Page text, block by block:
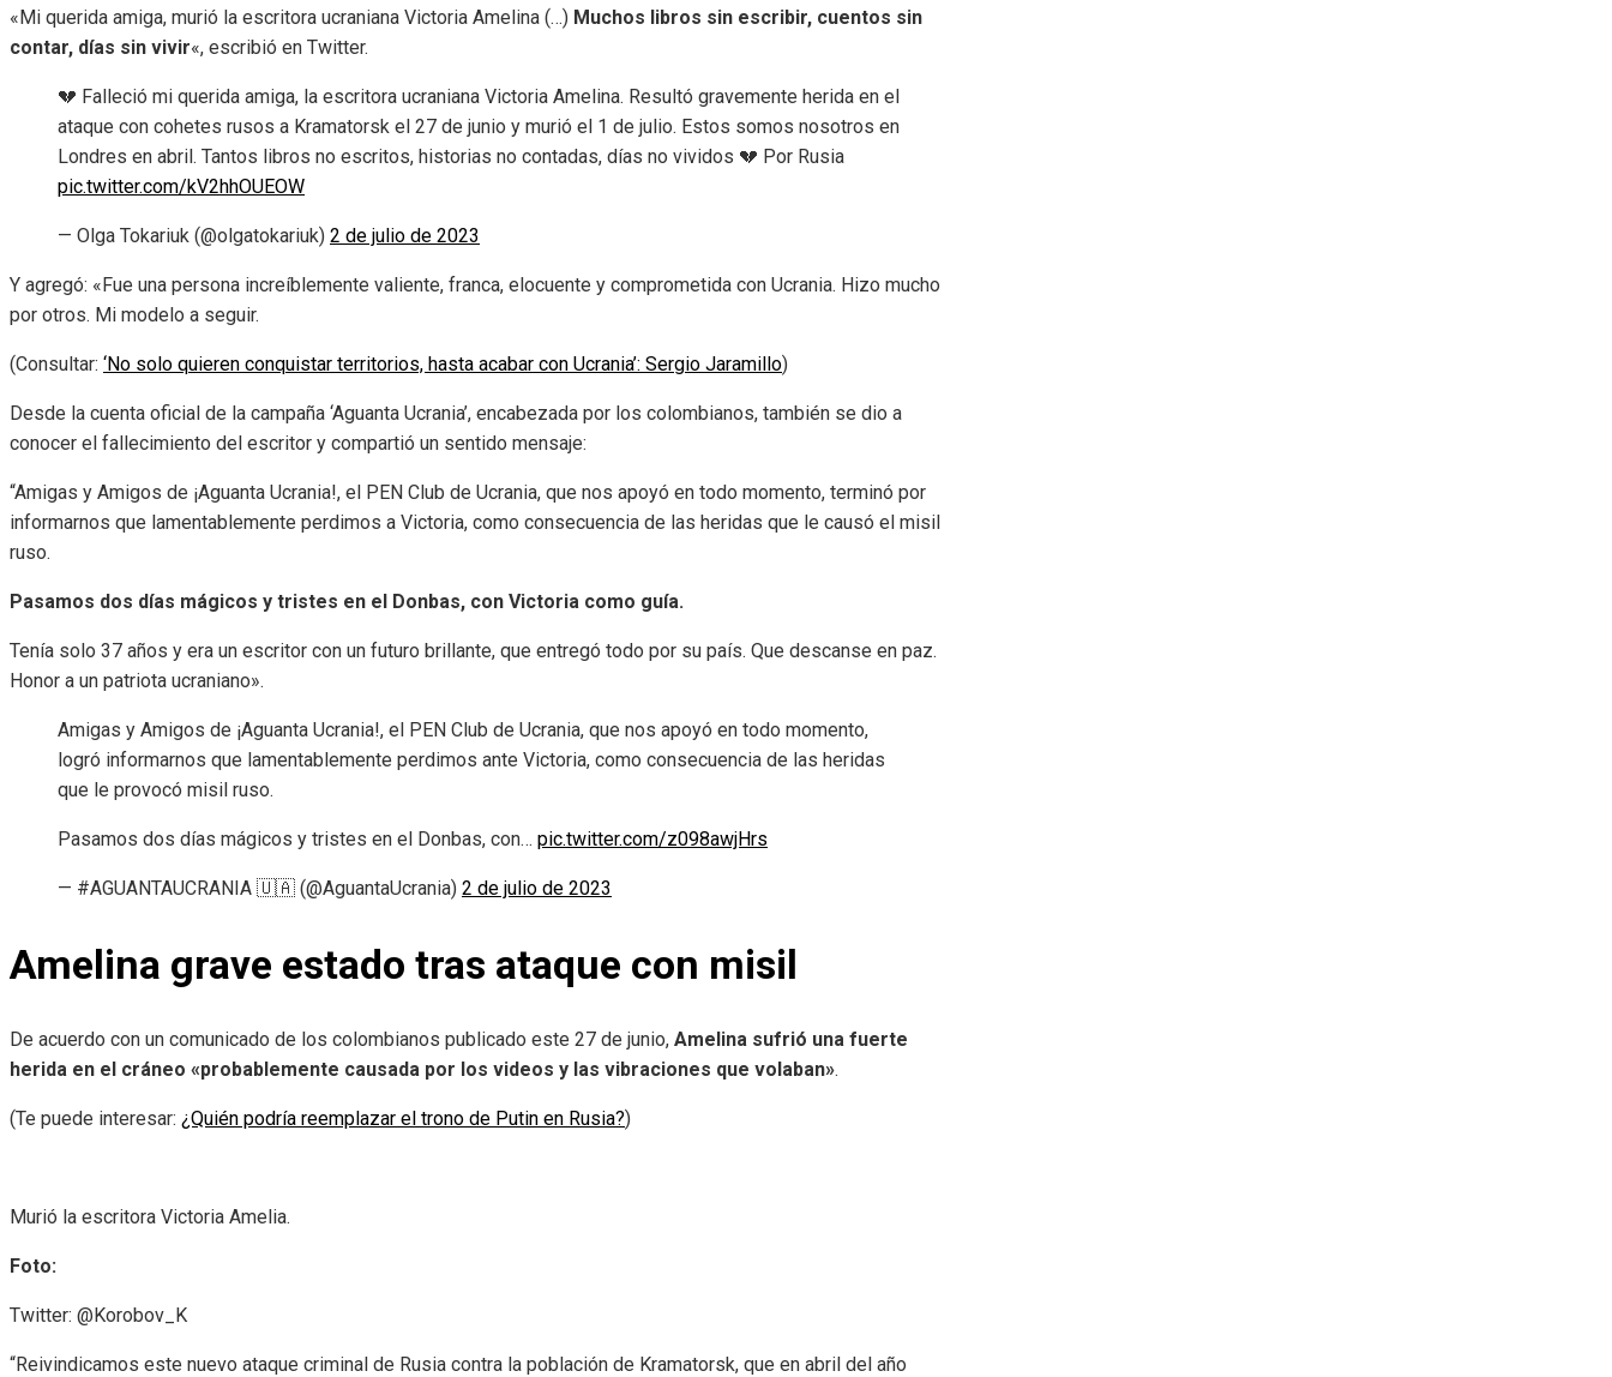
«Mi querida amiga, murió la escritora ucraniana Victoria Amelina (…) Muchos libros sin escribir, cuentos sin
contar, días sin vivir«, escribió en Twitter.
💔 Falleció mi querida amiga, la escritora ucraniana Victoria Amelina. Resultó gravemente herida en el
ataque con cohetes rusos a Kramatorsk el 27 de junio y murió el 1 de julio. Estos somos nosotros en
Londres en abril. Tantos libros no escritos, historias no contadas, días no vividos 💔 Por Rusia
pic.twitter.com/kV2hhOUEOW
— Olga Tokariuk (@olgatokariuk) 2 de julio de 2023
Y agregó: «Fue una persona increíblemente valiente, franca, elocuente y comprometida con Ucrania. Hizo mucho
por otros. Mi modelo a seguir.
(Consultar: ‘No solo quieren conquistar territorios, hasta acabar con Ucrania’: Sergio Jaramillo)
Desde la cuenta oficial de la campaña ‘Aguanta Ucrania’, encabezada por los colombianos, también se dio a
conocer el fallecimiento del escritor y compartió un sentido mensaje:
“Amigas y Amigos de ¡Aguanta Ucrania!, el PEN Club de Ucrania, que nos apoyó en todo momento, terminó por
informarnos que lamentablemente perdimos a Victoria, como consecuencia de las heridas que le causó el misil
ruso.
Pasamos dos días mágicos y tristes en el Donbas, con Victoria como guía.
Tenía solo 37 años y era un escritor con un futuro brillante, que entregó todo por su país. Que descanse en paz.
Honor a un patriota ucraniano».
Amigas y Amigos de ¡Aguanta Ucrania!, el PEN Club de Ucrania, que nos apoyó en todo momento,
logró informarnos que lamentablemente perdimos ante Victoria, como consecuencia de las heridas
que le provocó misil ruso.
Pasamos dos días mágicos y tristes en el Donbas, con… pic.twitter.com/z098awjHrs
— #AGUANTAUCRANIA 🇺🇦 (@AguantaUcrania) 2 de julio de 2023
Amelina grave estado tras ataque con misil
De acuerdo con un comunicado de los colombianos publicado este 27 de junio, Amelina sufrió una fuerte
herida en el cráneo «probablemente causada por los videos y las vibraciones que volaban».
(Te puede interesar: ¿Quién podría reemplazar el trono de Putin en Rusia?)
Murió la escritora Victoria Amelia.
Foto:
Twitter: @Korobov_K
“Reivindicamos este nuevo ataque criminal de Rusia contra la población de Kramatorsk, que en abril del año